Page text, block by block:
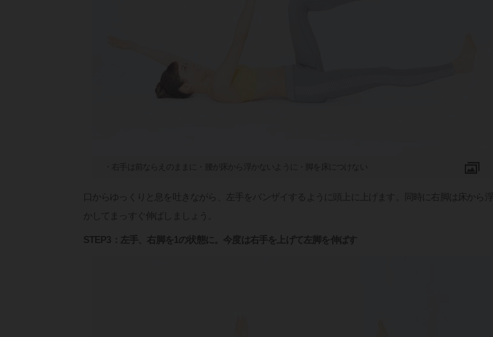
口からゆっくりと息を吐きながら、左手をバンザイするように頭上に上げます。同時に右脚は床から浮
かしてまっすぐ伸ばしましょう。
STEP3：左手、右脚を1の状態に。今度は右手を上げて左脚を伸ばす